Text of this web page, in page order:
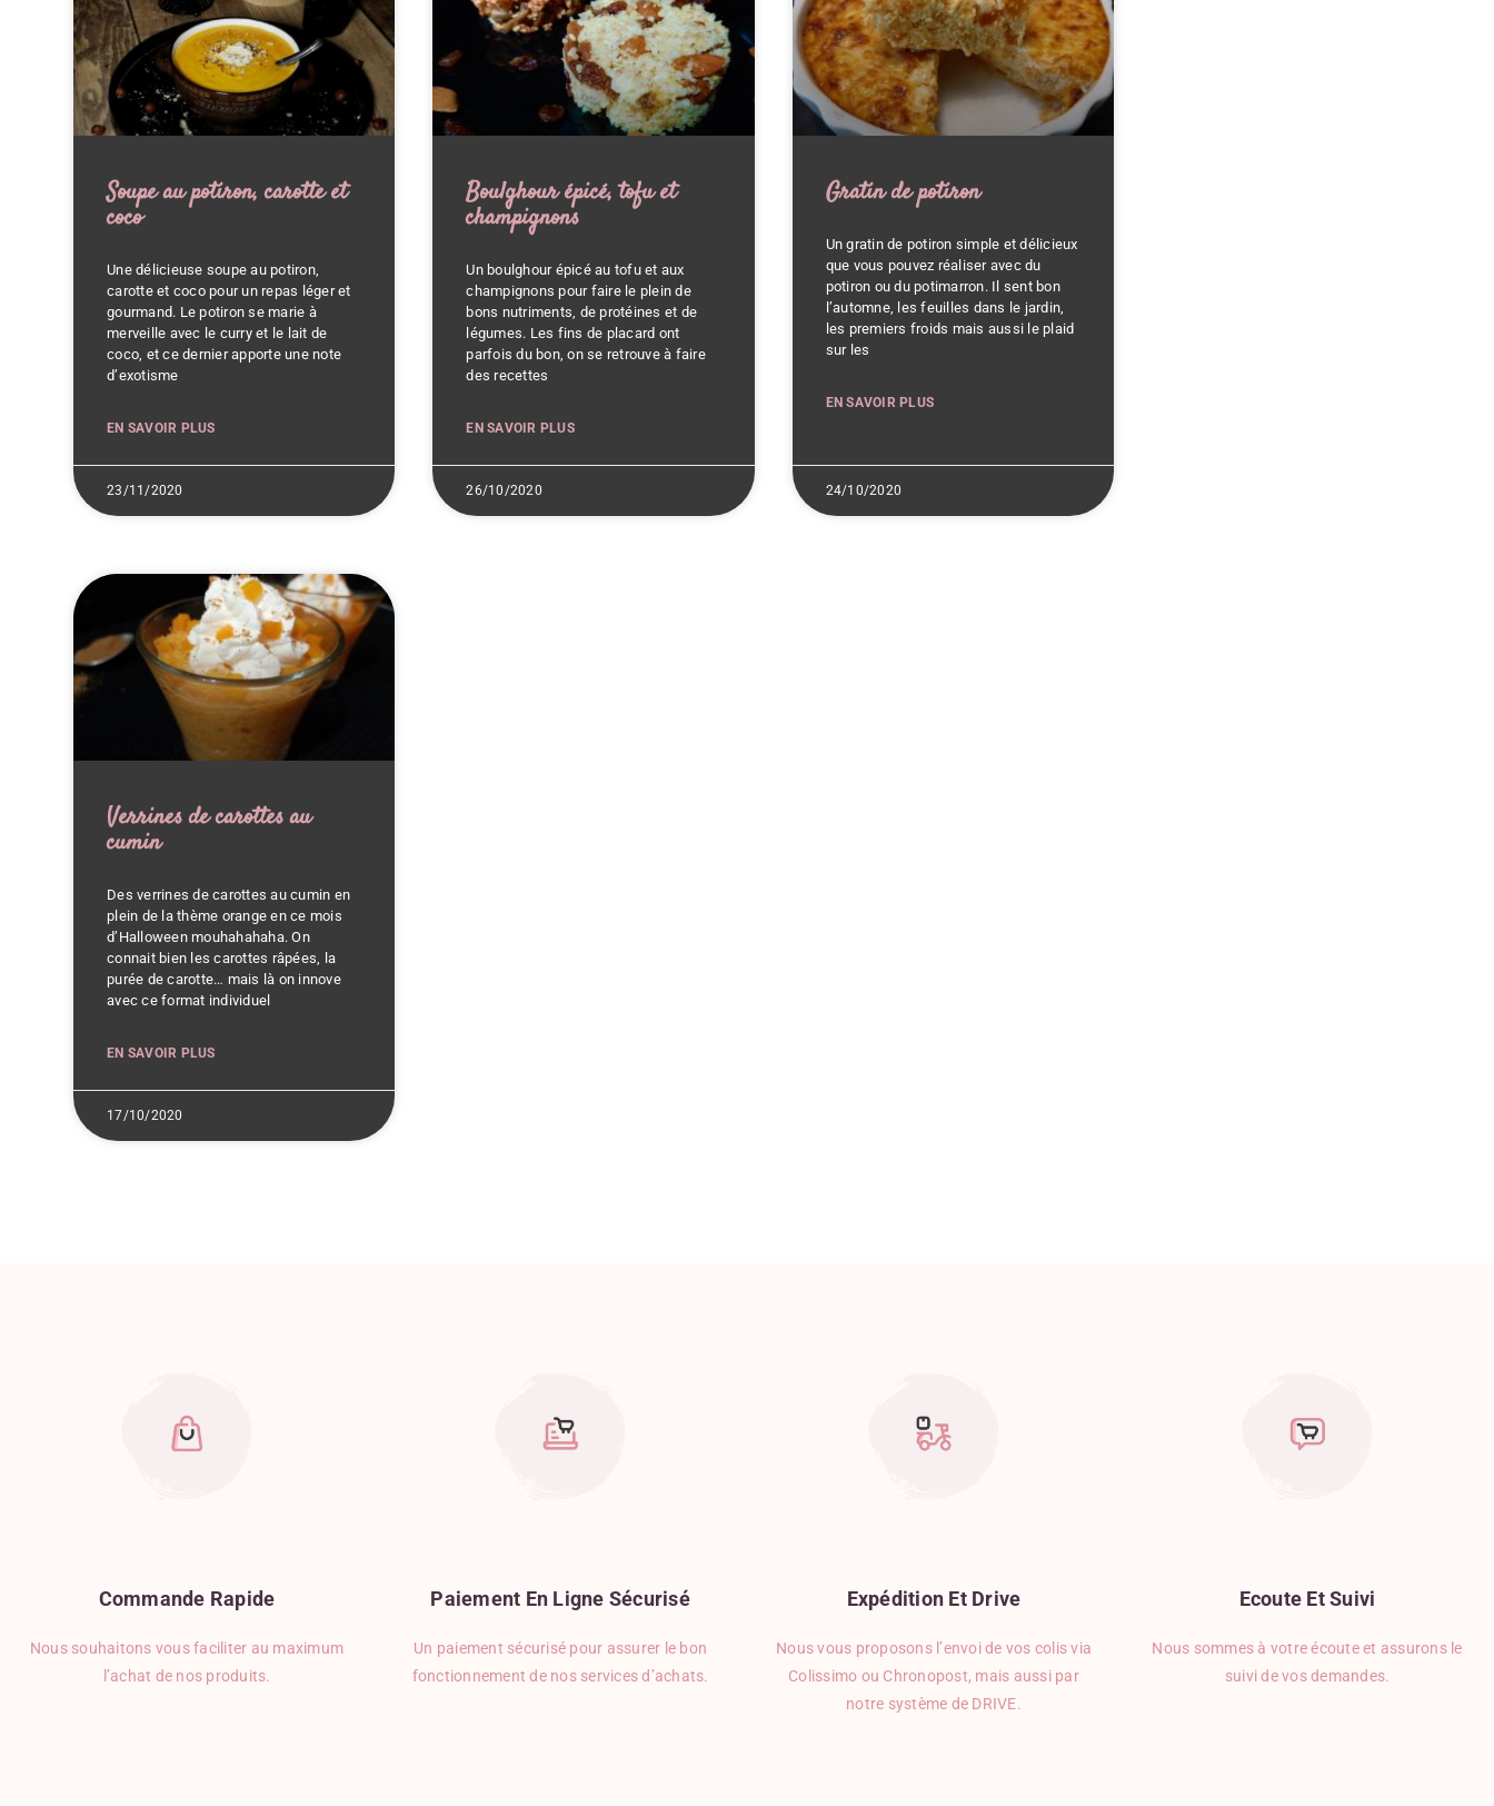
Soupe au potiron, carotte et
coco
Une délicieuse soupe au potiron,
carotte et coco pour un repas léger et
gourmand. Le potiron se marie à
merveille avec le curry et le lait de
coco, et ce dernier apporte une note
d’exotisme
EN SAVOIR PLUS
23/11/2020
Boulghour épicé, tofu et
champignons
Un boulghour épicé au tofu et aux
champignons pour faire le plein de
bons nutriments, de protéines et de
légumes. Les fins de placard ont
parfois du bon, on se retrouve à faire
des recettes
EN SAVOIR PLUS
26/10/2020
Gratin de potiron
Un gratin de potiron simple et délicieux
que vous pouvez réaliser avec du
potiron ou du potimarron. Il sent bon
l’automne, les feuilles dans le jardin,
les premiers froids mais aussi le plaid
sur les
EN SAVOIR PLUS
24/10/2020
Verrines de carottes au
cumin
Des verrines de carottes au cumin en
plein de la thème orange en ce mois
d’Halloween mouhahahaha. On
connait bien les carottes râpées, la
purée de carotte… mais là on innove
avec ce format individuel
EN SAVOIR PLUS
17/10/2020
Commande Rapide
Nous souhaitons vous faciliter au maximum
l’achat de nos produits.
Paiement En Ligne Sécurisé
Un paiement sécurisé pour assurer le bon
fonctionnement de nos services d’achats.
Expédition Et Drive
Nous vous proposons l’envoi de vos colis via
Colissimo ou Chronopost, mais aussi par
notre système de DRIVE.
Ecoute Et Suivi
Nous sommes à votre écoute et assurons le
suivi de vos demandes.